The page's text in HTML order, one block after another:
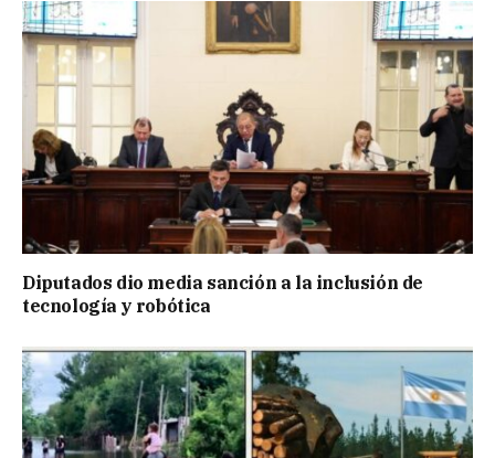
Diputados dio media sanción a la inclusión de
tecnología y robótica